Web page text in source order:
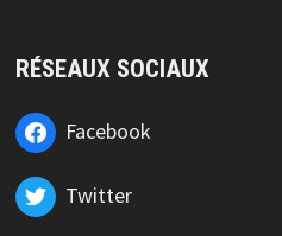
RÉSEAUX SOCIAUX
Facebook
Twitter